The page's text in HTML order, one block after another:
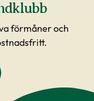
förmåner och